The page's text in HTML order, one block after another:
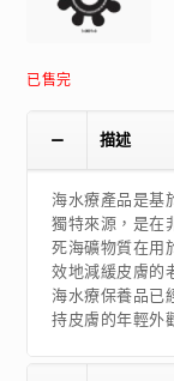
已售完
描述
海水療產品是基
獨特來源，是在
死海礦物質在用
效地減緩皮膚的
海水療保養品已
持皮膚的年輕外